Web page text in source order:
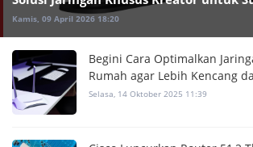
Kamis, 09 April 2026 18:20
Begini Cara Optimalkan
Rumah agar Lebih Kencang
Selasa, 14 Oktober 2025 11:39